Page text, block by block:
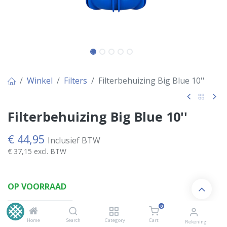
Home Search Category
0
Cart Rekening
Winkel Filters Filterbehuizing Big Blue 10''
Filterbehuizing Big Blue 10''
€ 44,95 Inclusief BTW
€ 37,15 excl. BTW
OP VOORRAAD